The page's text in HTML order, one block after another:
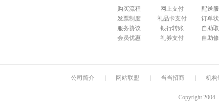
购买流程
发票制度
服务协议
会员优惠
网上支付
礼品卡支付
银行转账
礼券支付
配送
订单
自助
自助
公司简介 网站联盟 当当招商 机构
Copyright 2004